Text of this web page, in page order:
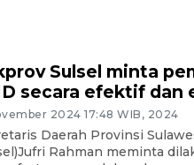
Sulsel minta
secara efektif dan
2024 17:48 WIB, 2024
Daerah Provinsi
Rahman meminta